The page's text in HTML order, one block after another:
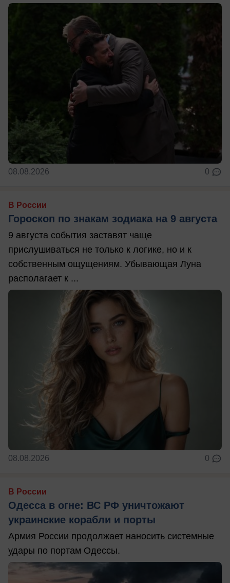
08.08.2026 0
В России
Гороскоп по знакам зодиака на 9 августа
9 августа события заставят чаще
прислушиваться не только к логике, но и к
собственным ощущениям. Убывающая Луна
располагает к ...
08.08.2026 0
В России
Одесса в огне: ВС РФ уничтожают
украинские корабли и порты
Армия России продолжает наносить системные
удары по портам Одессы.